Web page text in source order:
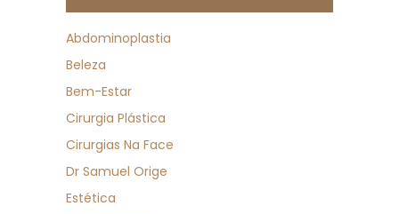
Abdominoplastia
Beleza
Bem-Estar
Cirurgia Plástica
Cirurgias Na Face
Dr Samuel Orige
Estética